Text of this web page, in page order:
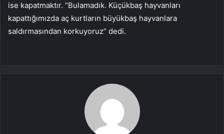
ise kapatmaktır. “Bulamadık. Küçükbaş hayvanları
kapattığımızda aç kurtların büyükbaş hayvanlara
saldırmasından korkuyoruz” dedi.